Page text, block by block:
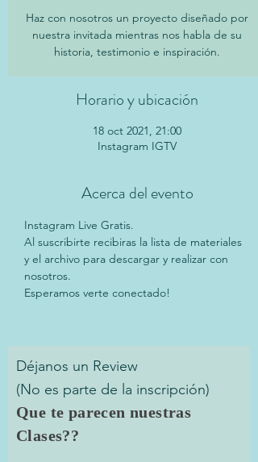
Haz con nosotros un proyecto diseñado por
nuestra invitada mientras nos habla de su
historia, testimonio e inspiración.
Horario y ubicación
18 oct 2021, 21:00
Instagram IGTV
Acerca del evento
Instagram Live Gratis.
Al suscribirte recibiras la lista de materiales
y el archivo para descargar y realizar con
nosotros.
Esperamos verte conectado!
Déjanos un Review
(No es parte de la inscripción)
Que te parecen nuestras
Clases??